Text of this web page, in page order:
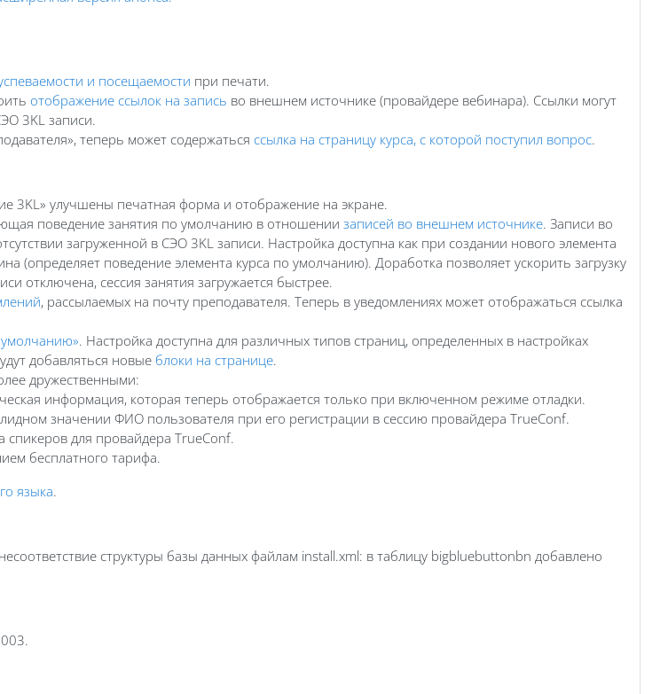
и посещаемости при печати.
отображение ссылок на запись во внешнем источнике (провайдере вебинара). Ссылки могут
3KL записи.
теперь может содержаться ссылка на страницу курса, с которой поступил вопрос.
3KL» улучшены печатная форма и отображение на экране.
поведение занятия по умолчанию в отношении записей во внешнем источнике. Записи во
загруженной в СЭО 3KL записи. Настройка доступна как при создании нового элемента
(определяет поведение элемента курса по умолчанию). Доработка позволяет ускорить загрузку
отключена, сессия занятия загружается быстрее.
, рассылаемых на почту преподавателя. Теперь в уведомлениях может отображаться ссылка
. Настройка доступна для различных типов страниц, определенных в настройках
добавляться новые блоки на странице.
дружественными:
информация, которая теперь отображается только при включенном режиме отладки.
значении ФИО пользователя при его регистрации в сессию провайдера TrueConf.
для провайдера TrueConf.
бесплатного тарифа.
языка.
структуры базы данных файлам install.xml: в таблицу bigbluebuttonbn добавлено